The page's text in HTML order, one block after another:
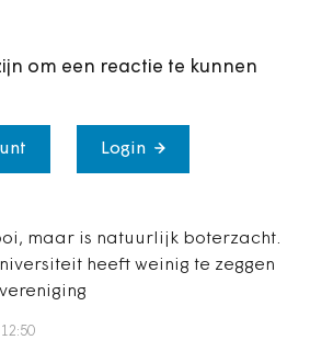
om een reactie te kunnen
Login
maar is natuurlijk boterzacht.
heeft weinig te zeggen